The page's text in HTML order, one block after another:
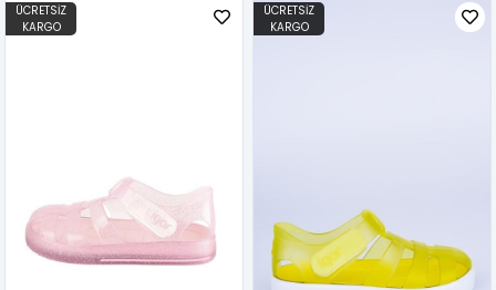
ÜCRETSIZ
KARGO
ÜCRETSIZ
KARGO